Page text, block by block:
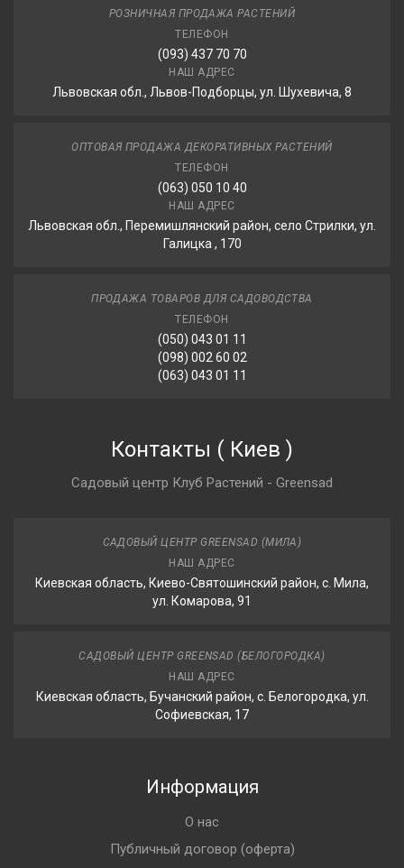
РОЗНИЧНАЯ ПРОДАЖА РАСТЕНИЙ
ТЕЛЕФОН
(093) 437 70 70
НАШ АДРЕС
Львовская обл., Львов-Подборцы, ул. Шухевича, 8
ОПТОВАЯ ПРОДАЖА ДЕКОРАТИВНЫХ РАСТЕНИЙ
ТЕЛЕФОН
(063) 050 10 40
НАШ АДРЕС
Львовская обл., Перемишлянский район, село Стрилки, ул.
Галицка , 170
ПРОДАЖА ТОВАРОВ ДЛЯ САДОВОДСТВА
ТЕЛЕФОН
(050) 043 01 11
(098) 002 60 02
(063) 043 01 11
Контакты ( Киев )
Садовый центр Клуб Растений - Greensad
САДОВЫЙ ЦЕНТР GREENSAD (МИЛА)
НАШ АДРЕС
Киевская область, Киево-Святошинский район, с. Мила,
ул. Комарова, 91
САДОВЫЙ ЦЕНТР GREENSAD (БЕЛОГОРОДКА)
НАШ АДРЕС
Киевская область, Бучанский район, с. Белогородка, ул.
Софиевская, 17
Информация
О нас
Публичный договор (оферта)